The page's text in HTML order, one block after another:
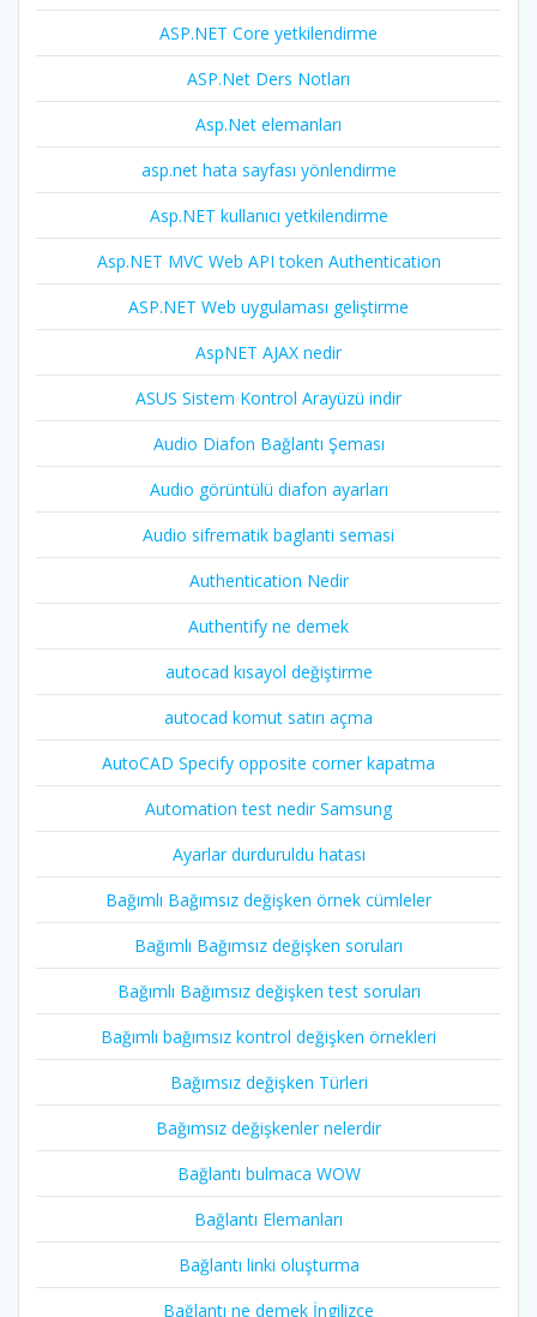
ASP.NET Core yetkilendirme
ASP.Net Ders Notları
Asp.Net elemanları
asp.net hata sayfası yönlendirme
Asp.NET kullanıcı yetkilendirme
Asp.NET MVC Web API token Authentication
ASP.NET Web uygulaması geliştirme
AspNET AJAX nedir
ASUS Sistem Kontrol Arayüzü indir
Audio Diafon Bağlantı Şeması
Audio görüntülü diafon ayarları
Audio sifrematik baglanti semasi
Authentication Nedir
Authentify ne demek
autocad kısayol değiştirme
autocad komut satırı açma
AutoCAD Specify opposite corner kapatma
Automation test nedir Samsung
Ayarlar durduruldu hatası
Bağımlı Bağımsız değişken örnek cümleler
Bağımlı Bağımsız değişken soruları
Bağımlı Bağımsız değişken test soruları
Bağımlı bağımsız kontrol değişken örnekleri
Bağımsız değişken Türleri
Bağımsız değişkenler nelerdir
Bağlantı bulmaca WOW
Bağlantı Elemanları
Bağlantı linki oluşturma
Bağlantı ne demek İngilizce